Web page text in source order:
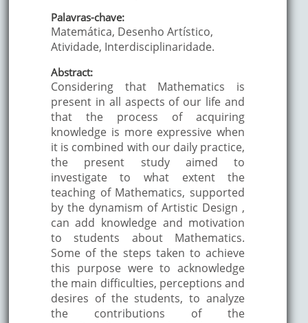
Palavras-chave:
Matemática, Desenho Artístico,
Atividade, Interdisciplinaridade.
Abstract:
Considering that Mathematics is
present in all aspects of our life and
that the process of acquiring
knowledge is more expressive when
it is combined with our daily practice,
the present study aimed to
investigate to what extent the
teaching of Mathematics, supported
by the dynamism of Artistic Design ,
can add knowledge and motivation
to students about Mathematics.
Some of the steps taken to achieve
this purpose were to acknowledge
the main difficulties, perceptions and
desires of the students, to analyze
the contributions of the